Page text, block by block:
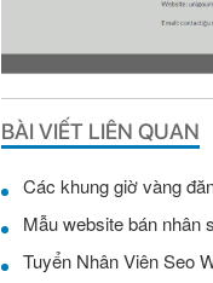
BÀI VIẾT LIÊN QUAN
Các khung giờ vàng
Mẫu website bán nhân